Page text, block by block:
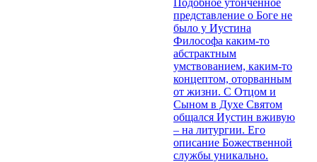
представление о Боге не
было у Иустина
Философа каким-то
абстрактным
умствованием, каким-то
концептом, оторванным
от жизни. С Отцом и
Сыном в Духе Святом
общался Иустин вживую
– на литургии. Его
описание Божественной
службы уникально.